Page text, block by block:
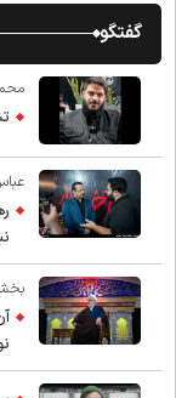
گفتگو
بخش
آن